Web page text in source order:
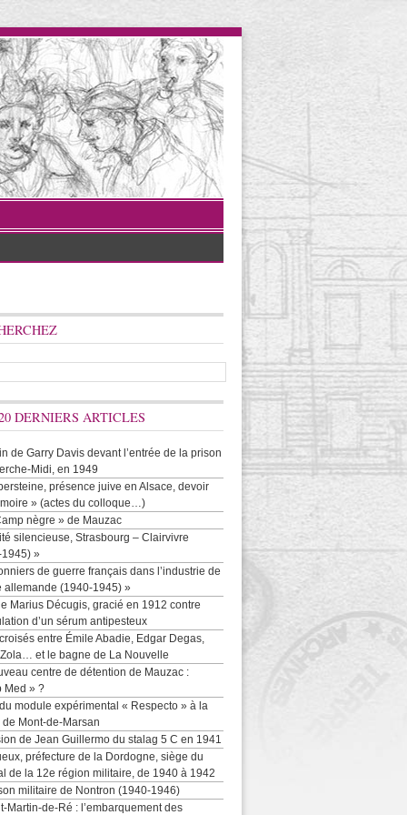
DERNIERS ARTICLES
de Garry Davis devant l’entrée de la prison
Midi, en 1949
présence juive en Alsace, devoir
» (actes du colloque…)
nègre » de Mauzac
silencieuse, Strasbourg – Clairvivre
»
de guerre français dans l’industrie de
allemande (1940-1945) »
Marius Décugis, gracié en 1912 contre
d’un sérum antipesteux
entre Émile Abadie, Edgar Degas,
et le bagne de La Nouvelle
centre de détention de Mauzac :
Med » ?
module expérimental « Respecto » à la
Mont-de-Marsan
de Jean Guillermo du stalag 5 C en 1941
préfecture de la Dordogne, siège du
de la 12e région militaire, de 1940 à 1942
militaire de Nontron (1940-1946)
Martin-de-Ré : l’embarquement des